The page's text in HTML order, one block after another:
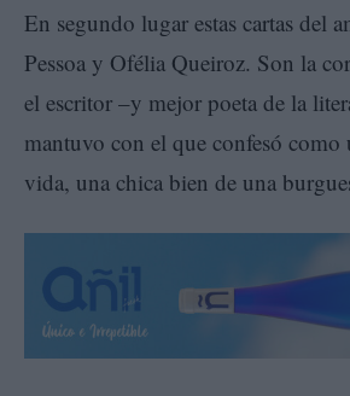
En segundo lugar estas cartas del
Pessoa y Ofélia Queiroz. Son la
el escritor –y mejor poeta de la
mantuvo con el que confesó como
vida, una chica bien de una